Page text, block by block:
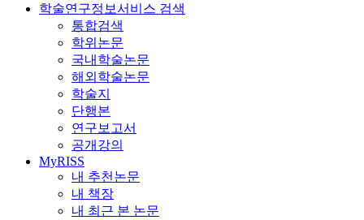
학술연구정보서비스 검색
통합검색
학위논문
국내학술논문
해외학술논문
학술지
단행본
연구보고서
공개강의
MyRISS
내 추천논문
내 책장
내 최근 본 논문